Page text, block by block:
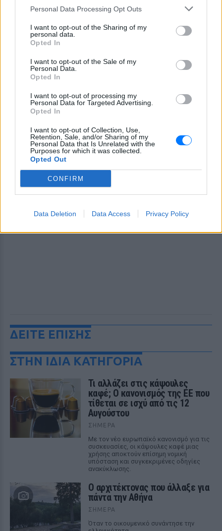
Personal Data Processing Opt Outs
I want to opt-out of the Sharing of my
personal data.
Opted In
I want to opt-out of the Sale of my
Personal Data.
Opted In
I want to opt-out of processing my
Personal Data for Targeted Advertising.
Opted In
I want to opt-out of Collection, Use,
Retention, Sale, and/or Sharing of my
Personal Data that Is Unrelated with the
Purposes for which it was collected.
Opted Out
CONFIRM
Data Deletion Data Access Privacy Policy
Ακολουθήστε το E-Radio.gr στο
Google News
Εσύ μπήκες στο E-Daily.gr; Τα νέα της ημέρας
Ακολουθήστε το E-Radio.gr και στο Instagram
ΔΙΑΦΗΜΙΣΗ
ΔΕΙΤΕ ΕΠΙΣΗΣ
ΣΤΗΝ ΙΔΙΑ ΚΑΤΗΓΟΡΙΑ
Τι αλλάζει στις κάψουλες
καφέ; Ο κανονισμός της ΕΕ που
τίθεται σε ισχύ από τις 12
Αυγούστου
ΣΉΜΕΡΑ
Με τον νέο ευρωπαϊκό κανονισμό για τις
συσκευασίες, οι κάψουλες καφέ μιας
χρήσης αποκτούν επίσημη νομική
υπόσταση και συγκεκριμένες οδηγίες
ανακύκλωσης.
Ο αρχιτέκτονας που άλλαξε για
πάντα την Αθήνα
ΣΉΜΕΡΑ
Όταν το οικουμενικό συνάντησε την